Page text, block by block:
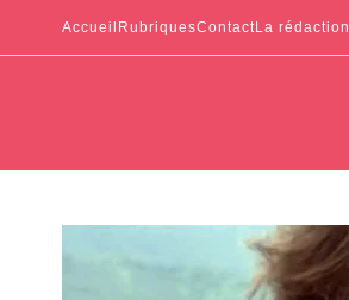
Accueil RubriquesContactLa rédaction